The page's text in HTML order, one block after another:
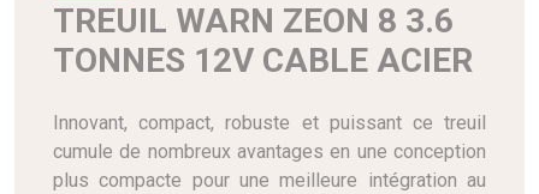
TREUIL WARN ZEON 8 3.6
TONNES 12V CABLE ACIER
Innovant, compact, robuste et puissant ce treuil
cumule de nombreux avantages en une conception
plus compacte pour une meilleure intégration au